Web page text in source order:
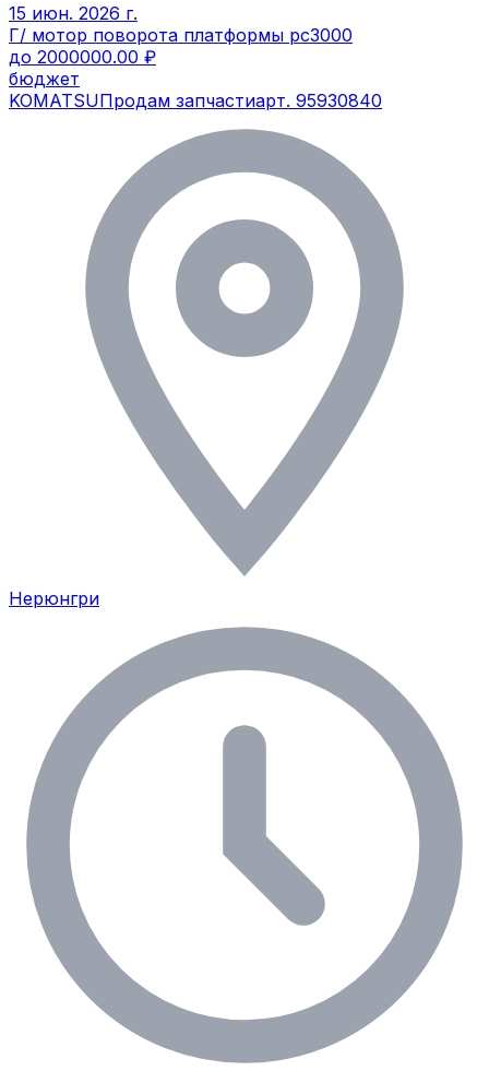
15 июн. 2026 г.
Г/ мотор поворота платформы рс3000
до 2000000.00 ₽
бюджет
KOMATSUПродам запчастиарт. 95930840
Нерюнгри